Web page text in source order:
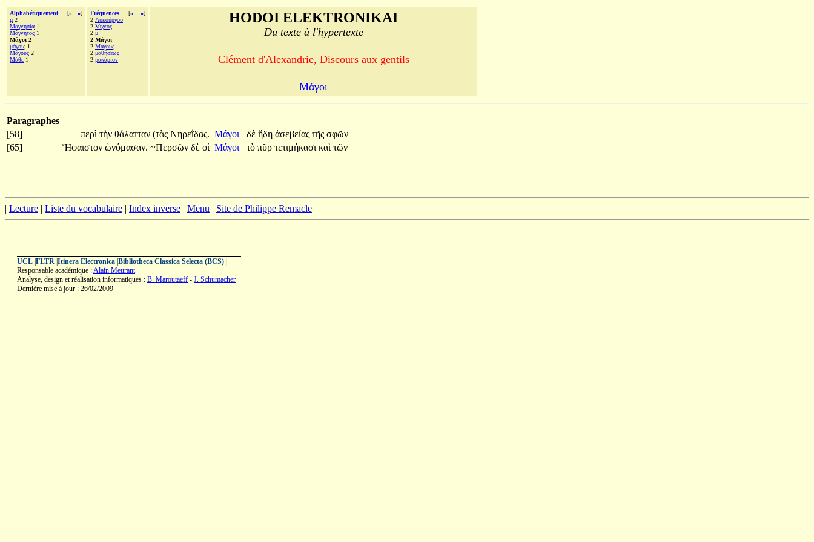
Alphabétiquement [« »]
μ 2
Μαγνησίᾳ 1
Μάγνητος 1
Μάγοι 2
μάγοις 1
Μάγους 2
Μάθε 1
Fréquences [« »]
2 Λυκούργου
2 λύχνος
2 μ
2 Μάγοι
2 Μάγους
2 μαθήσεως
2 μακάριον
HODOI ELEKTRONIKAI
Du texte à l'hypertexte
Clément d'Alexandrie, Discours aux gentils
Μάγοι
Paragraphes
[58]
περὶ τὴν θάλατταν (τὰς Νηρεΐδας. Μάγοι δὲ ἤδη ἀσεβείας τῆς σφῶν
[65]
Ἥφαιστον ὠνόμασαν. ~Περσῶν δὲ οἱ Μάγοι τὸ πῦρ τετιμήκασι καὶ τῶν
| Lecture | Liste du vocabulaire | Index inverse | Menu | Site de Philippe Remacle
UCL FLTR Itinera Electronica Bibliotheca Classica Selecta (BCS)
Responsable académique :Alain Meurant
Analyse, design et réalisation informatiques : B. Maroutaeff - J. Schumacher
Dernière mise à jour : 26/02/2009